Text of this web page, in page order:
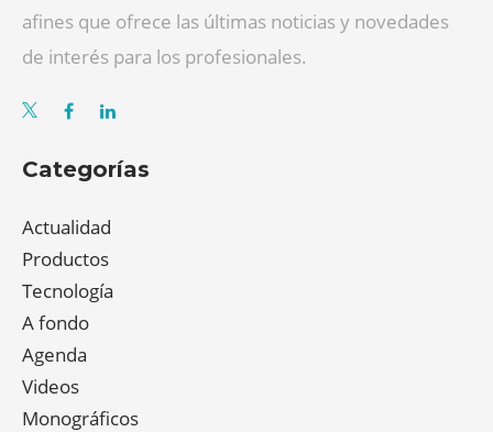
afines que ofrece las últimas noticias y novedades
de interés para los profesionales.
Categorías
Actualidad
Productos
Tecnología
A fondo
Agenda
Videos
Monográficos